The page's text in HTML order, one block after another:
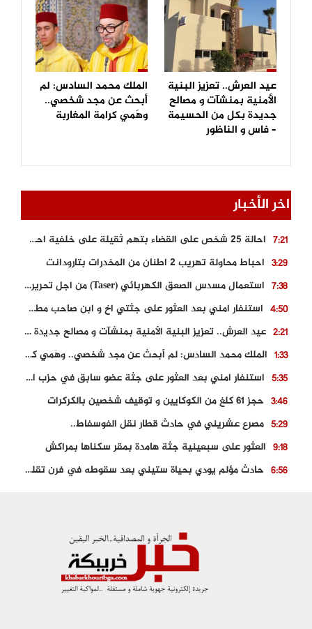
عيد العرش.. تعزيز البنية
الأمنية بمنشآت و مصالح
جديدة بكل من الحسيمة
– فاس و الناظور
الملك محمد السادس: لم
أبحث عن مجد شخصي..
وهَمي كرامة المغاربة
اخر الأخبار
7:21
احالة 25 شخص على القضاء بتهم ثقيلة على خلفية احداث المناطق الشمالية
3:29 احباط محاولة تهريب 2 اطنان من المخدرات بتارودانت
7:38
استعمال مسدس الصعق الكهربائي (Taser) من اجل تحرير شابة محتجزة
4:50
استنفار امني بعد العثور على جثتي اخ و ابن صاحب مطعم اسماك مشهور بطنجة
2:21
عيد العرش.. تعزيز البنية الأمنية بمنشآت و مصالح جديدة بكل من الحسيمة – فاس و الناظور
1:33
الملك محمد السادس: لم أبحث عن مجد شخصي.. وهَمي كرامة المغاربة
5:35
استنفار امني بعد العثور على جثة عضو سابق في حزب المصباح بالقنيطرة..
3:46 حجز 61 كلغ من الكوكايين و توقيف شخصين بالكركرات
5:29 مصرع عشريني في حادث قطار نقل الفوسفاط..
9:18 العثور على سبعينية جثة هامدة بمقر سكناها بمراكش
6:56
حادث مؤلم يودي بحياة ستيني بعد سقوطه في فرن تقليدي “للجير”